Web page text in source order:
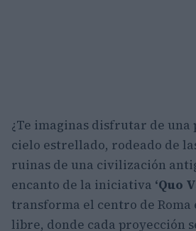
¿Te imaginas disfrutar de una
cielo estrellado, rodeado de
ruinas de una civilización
encanto de la iniciativa ‘Quo
transforma el centro de Roma
libre, donde cada proyección